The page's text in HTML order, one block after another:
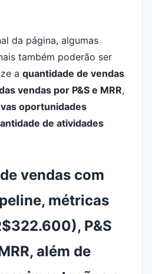
da página, algumas
também poderão ser
a quantidade de vendas
vendas por P&S e MRR,
oportunidades
de atividades